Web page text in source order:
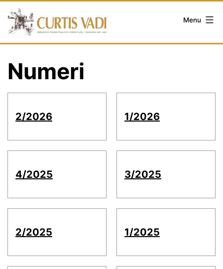
Salta
contenuto
Menu
Numeri
2/2026 1/2026
4/2025 3/2025
2/2025 1/2025